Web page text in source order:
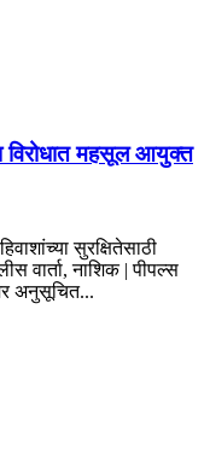
विरोधात महसूल आयुक्त
सुरक्षितेसाठी
वार्ता, नाशिक | पीपल्स
अनुसूचित...